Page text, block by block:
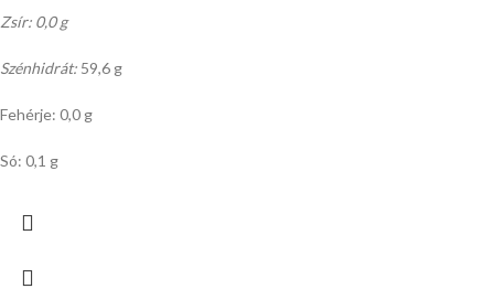
Zsír: 0,0 g
Szénhidrát: 59,6 g
Fehérje: 0,0 g
Só: 0,1 g